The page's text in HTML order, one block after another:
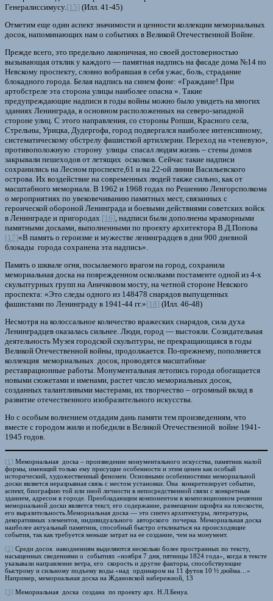
Генералиссимусу. [15] (Илл. 41-45)
Отметим еще один аспект значимости и ценности коллекции мемориальных
досок, напоминающих нам о событиях в Великой Отечественной Войне.
Прежде всего, это предельно лаконичная, но своей достоверностью
вызывающая отклик у каждого — памятная надпись на фасаде дома №14 по
Невскому проспекту, словно вобравшая в себя ужас, боль, страдание
блокадного города. Белая надпись на синем фоне: «Граждане! При
артобстреле эта сторона улицы наиболее опасна ». Такие
предупреждающие надписи в годы войны можно было увидеть на многих
зданиях Ленинграда, в основном расположенных на северо-западной
стороне улиц. С этого направления, со стороны Ропши, Красного села,
Стрельны, Урицка, Дудергофа, город подвергался наиболее интенсивному,
систематическому обстрелу фашисткой артиллерии. Переход на «теневую»,
противоположную сторону улицы спасал людям жизнь – стены домов
закрывали пешеходов от летящих осколков. Сейчас такие надписи
сохранились на Лесном проспекте,61 и на 22-ой линии Васильевского
острова. Их воздействие на современных людей также сильно, как от
масштабного мемориала. В 1962 и 1968 годах по Решению Ленгорсполкома
о мероприятиях по увековечиванию памятных мест, связанных с
героической обороной Ленинграда и боевыми действиями советских войск
в Ленинграде и пригородах [16] , надписи были дополнены мраморными
памятными досками, выполненными по проекту архитектора В.Д.Попова
[17]«В память о героизме и мужестве ленинградцев в дни 900 дневной
блокады города сохранена эта надпись».
Память о шквале огня, посылаемого врагом на город, сохранила
мемориальная доска на поврежденном осколками постаменте одной из 4-х
скульптурных групп на Аничковом мосту, на четной стороне Невского
проспекта: «Это следы одного из 148478 снарядов выпущенных
фашистами по Ленинграду в 1941-44 гг.»[18] (Илл. 46-48)
Несмотря на колоссальное количество вражеских снарядов, сила духа
Ленинградцев оказалась сильнее. Люди, город — выстояли. Созидательная
деятельность Музея городской скульптуры, не прекращающаяся в годы
Великой Отечественной войны, продолжается. По-прежнему, пополняется
коллекция мемориальных досок, проводятся масштабные
реставрационные работы. Монументальная летопись города обогащается
новыми сюжетами и именами, растет число мемориальных досок,
созданных талантливыми мастерами, их творчество – огромный вклад в
развитие отечественного изобразительного искусства.
Но с особым волнением отдадим дань памяти тем произведениям, что
вместе с городом жили и победили в Великой Отечественной войне 1941-
1945 годов.
[1] Мемориальная доска – произведение монументального искусства, памятник малой
формы, имеющий только ему присущие особенности и этим ценен как особый
исторический, художественный феномен. Основными особенностями мемориальной
доски является неразрывная связь с местом установки. Она конкретизирует событие,
аспект, биографию той или иной личности в непосредственной связи с конкретным
зданием, адресом в городе. Преобладающим компонентом в композиционном решении
мемориальной доски является текст, его содержание, размещение шрифта на плоскости,
его выразительность.Мемориальная доска — это синтез архитектуры, литературы,
декоративных элементов, индивидуального авторского почерка. Мемориальная доска
наиболее актуальный памятник, способный быстро откликаться на происходящие
события, так как требуется меньше затрат на ее создание, чем на монумент.
[2] Среди досок наводнениям выделяются несколько более пространных по тексту,
насыщенных сведениями о событиях «ноября 7 дня, пятницы 1824 года», когда в тексте
указывали направление ветра, его скорость и другие факторы, способствующие
быстрому и сильному подъему воды «над ординаром на 11 футов 10 ½ дюйма…»
Например, мемориальная доска на Ждановской набережной, 13
[3] Мемориальная доска создана по проекту арх. Н.Л.Бенуа.